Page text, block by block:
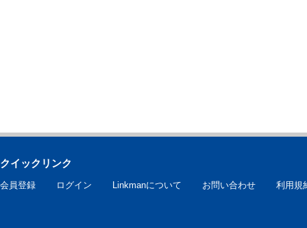
クイックリンク
会員登録 ログイン Linkmanについて お問い合わせ 利用規